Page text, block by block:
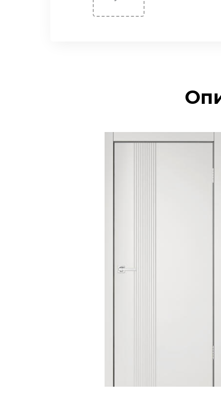
Двери ПЭТ
Двери Экошпон. Серия